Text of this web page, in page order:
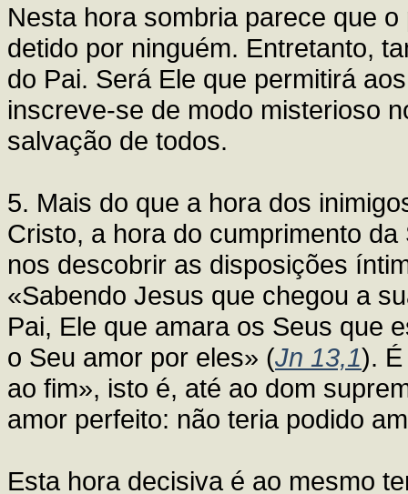
Nesta hora sombria parece que
detido por ninguém. Entretanto,
do Pai. Será Ele que permitirá
inscreve-se de modo misterioso
salvação de todos.
5. Mais do que a hora dos
Cristo, a hora do cumprimento
nos descobrir as disposições
«Sabendo Jesus que chegou a
Pai, Ele que amara os Seus que
o Seu amor por eles» (Jn 13,1).
ao fim», isto é, até ao dom
amor perfeito: não teria podido
Esta hora decisiva é ao mesmo